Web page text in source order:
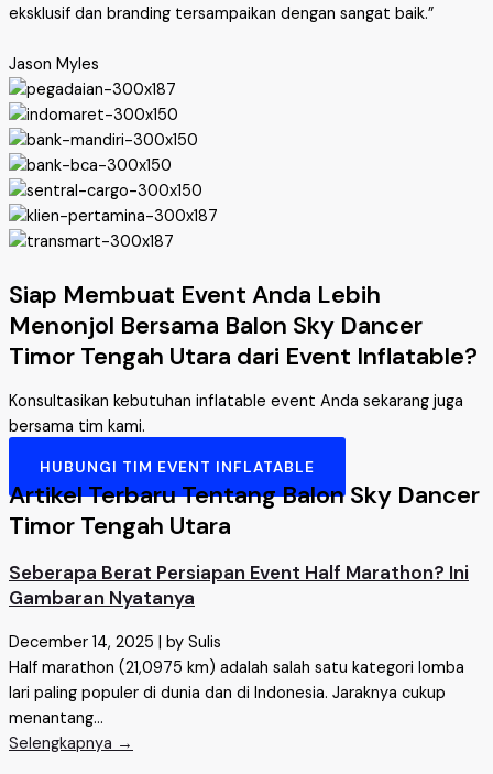
eksklusif dan branding tersampaikan dengan sangat baik.”
Jason Myles
Siap Membuat Event Anda Lebih
Menonjol Bersama Balon Sky Dancer
Timor Tengah Utara dari Event Inflatable?
Konsultasikan kebutuhan inflatable event Anda sekarang juga
bersama tim kami.
HUBUNGI TIM EVENT INFLATABLE
Artikel Terbaru Tentang Balon Sky Dancer
Timor Tengah Utara
Seberapa Berat Persiapan Event Half Marathon? Ini
Gambaran Nyatanya
December 14, 2025
by Sulis
Half marathon (21,0975 km) adalah salah satu kategori lomba
lari paling populer di dunia dan di Indonesia. Jaraknya cukup
menantang...
Selengkapnya →